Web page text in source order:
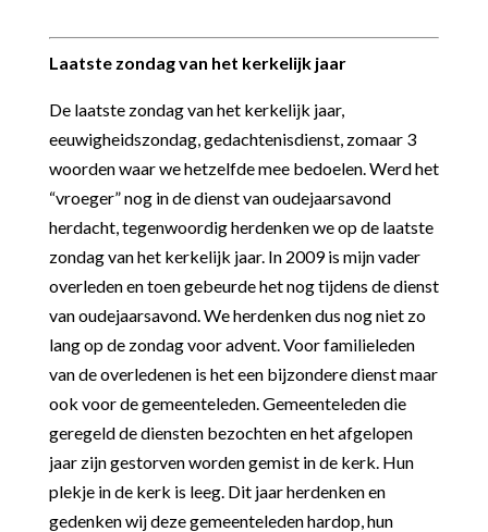
Laatste zondagvan het kerkelijk jaar
De laatste zondag van het kerkelijk jaar,
eeuwigheidszondag, gedachtenisdienst, zomaar 3
woorden waar we hetzelfde mee bedoelen. Werd het
“vroeger” nog in de dienst van oudejaarsavond
herdacht, tegenwoordig herdenken we op de laatste
zondag van het kerkelijk jaar. In 2009 is mijn vader
overleden en toen gebeurde het nog tijdens de dienst
van oudejaarsavond. We herdenken dus nog niet zo
lang op de zondag voor advent. Voor familieleden
van de overledenen is het een bijzondere dienst maar
ook voor de gemeenteleden. Gemeenteleden die
geregeld de diensten bezochten en het afgelopen
jaar zijn gestorven worden gemist in de kerk. Hun
plekje in de kerk is leeg. Dit jaar herdenken en
gedenken wij deze gemeenteleden hardop, hun